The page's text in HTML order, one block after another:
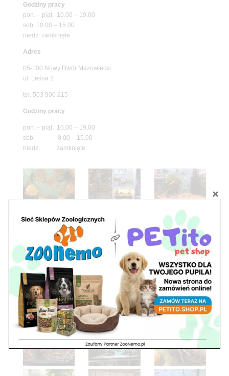
Godziny pracy
pon. – piąt. 10.00 – 19.00
sob. 10.00 – 15.00
niedz. zamknięte
Adres
05-100 Nowy Dwór Mazowiecki
ul. Leśna 2
tel. 503 900 215
Godziny pracy
pon. – piąt. 10.00 – 19.00
sob. 8.00 – 15.00
niedz. zamknięte